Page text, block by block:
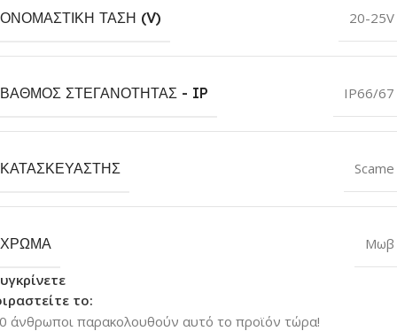
ΟΝΟΜΑΣΤΙΚΉ ΤΆΣΗ (V) 20-25V
ΒΑΘΜΌΣ ΣΤΕΓΑΝΌΤΗΤΑΣ - IP IP66/67
ΚΑΤΑΣΚΕΥΑΣΤΉΣ Scame
ΧΡΏΜΑ Μωβ
το:
άνθρωποι παρακολουθούν αυτό το προϊόν τώρα!